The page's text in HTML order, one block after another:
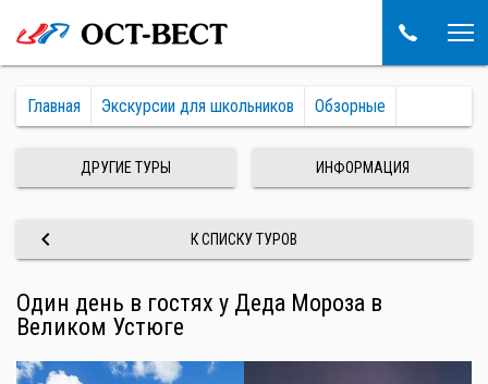
Главная Экскурсии для школьников Обзорные
ДРУГИЕ ТУРЫ ИНФОРМАЦИЯ
keyboard_arrow_left К СПИСКУ ТУРОВ
Один день в гостях у Деда Мороза в
Великом Устюге